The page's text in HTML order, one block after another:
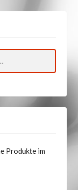
Produkte im